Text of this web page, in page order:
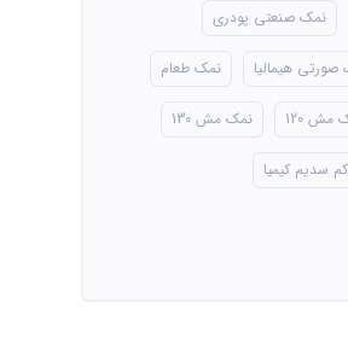
نمک صنعتی پودری
هیمالیا نمک طعام
مش 120 نمک مش 130
سدیم کیمیا